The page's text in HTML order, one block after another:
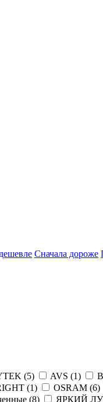
Сначала дороже
(5) AVS (1)
(1) OSRAM (6)
(8) ЯРКИЙ